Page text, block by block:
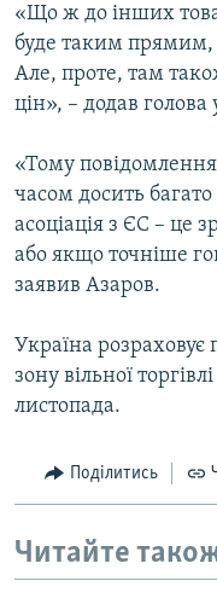
«Що ж до інших
буде таким прямим,
Але, проте, там
цін», – додав голова
«Тому
часом досить
асоціація з ЄС – це
або якщо точніше
заявив Азаров.
Україна розраховує
зону вільної
листопада.
Поділитись
Читайте